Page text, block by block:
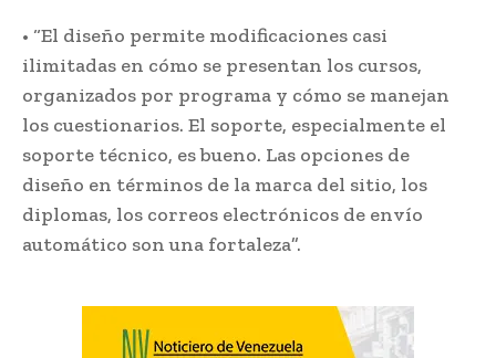
• “El diseño permite modificaciones casi
ilimitadas en cómo se presentan los cursos,
organizados por programa y cómo se manejan
los cuestionarios. El soporte, especialmente el
soporte técnico, es bueno. Las opciones de
diseño en términos de la marca del sitio, los
diplomas, los correos electrónicos de envío
automático son una fortaleza”.